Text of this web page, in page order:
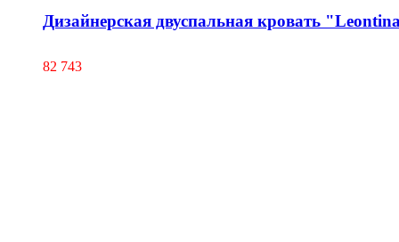
Дизайнерская двуспальная кровать
82 743